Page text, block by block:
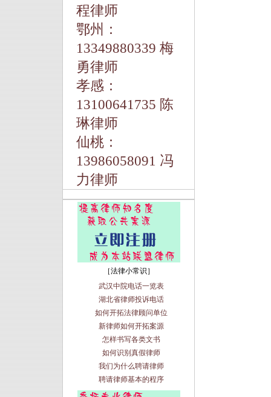
程律师
鄂州：
13349880339 梅
勇律师
孝感：
13100641735 陈
琳律师
仙桃：
13986058091 冯
力律师
［法律小常识］
武汉中院电话一览表
湖北省律师投诉电话
如何开拓法律顾问单位
新律师如何开拓案源
怎样书写各类文书
如何识别真假律师
我们为什么聘请律师
聘请律师基本的程序